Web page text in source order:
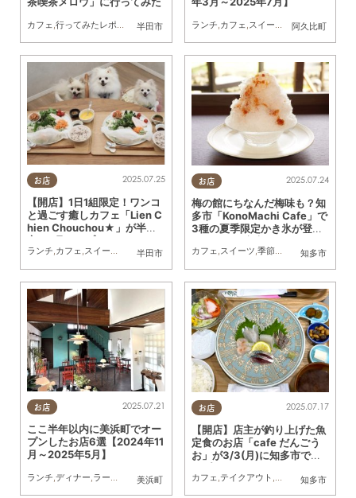
半田市
カフェ 行ってみたレポ カップル,友人 阿久比町
ランチ カフェ スイーツ 開店,まとめ記事
お店
半田市
2025.07.25
【開店】1日1組限定！ワンコ
と過ごす癒しカフェ「Lien C
hien Chouchou★」が半田
市に7月オープン
ランチ カフェ スイーツ テイクアウト 開店,ペット
お店
知多市
2025.07.24
梅の館にちなんだ梅味も？知
多市「KonoMachi Cafe」で
3種の夏季限定かき氷が登場
カフェ,スイーツ,季節ネタ 家族
お店
美浜町
2025.07.21
ここ半年以内に美浜町でオー
プンしたお店6選【2024年11
月～2025年5月】
ランチ ディナー ラーメン カフェ,開店 まとめ記事
お店
知多市
2025.07.17
【開店】店主が釣り上げた魚
定食のお店「cafe だんごう
お」が3/3(月)に知多市でオ
カフェ,テイクアウト ,開店 友人